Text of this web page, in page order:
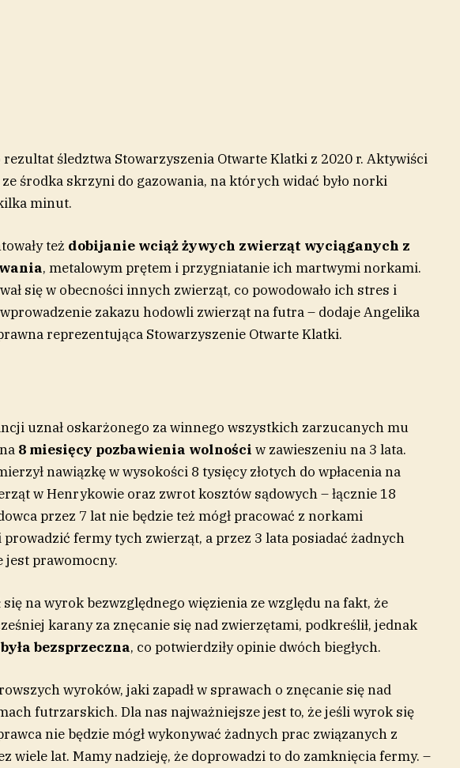
śledztwa Stowarzyszenia Otwarte Klatki z 2020 r. Aktywiści
środka skrzyni do gazowania, na których widać było norki
minut.
też dobijanie wciąż żywych zwierząt wyciąganych z
, metalowym prętem i przygniatanie ich martwymi norkami.
się w obecności innych zwierząt, co powodowało ich stres i
zakazu hodowli zwierząt na futra – dodaje Angelika
reprezentująca Stowarzyszenie Otwarte Klatki.
uznał oskarżonego za winnego wszystkich zarzucanych mu
8 miesięcy pozbawienia wolności w zawieszeniu na 3 lata.
nawiązkę w wysokości 8 tysięcy złotych do wpłacenia na
w Henrykowie oraz zwrot kosztów sądowych – łącznie 18
przez 7 lat nie będzie też mógł pracować z norkami
fermy tych zwierząt, a przez 3 lata posiadać żadnych
jest prawomocny.
się na wyrok bezwzględnego więzienia ze względu na fakt, że
karany za znęcanie się nad zwierzętami, podkreślił, jednak
bezsprzeczna, co potwierdziły opinie dwóch biegłych.
wyroków, jaki zapadł w sprawach o znęcanie się nad
futrzarskich. Dla nas najważniejsze jest to, że jeśli wyrok się
nie będzie mógł wykonywać żadnych prac związanych z
wiele lat. Mamy nadzieję, że doprowadzi to do zamknięcia fermy. –